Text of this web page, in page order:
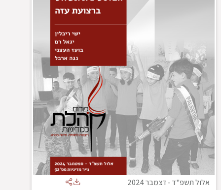
אלול תשפ"ד-דצמבר 2024